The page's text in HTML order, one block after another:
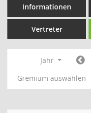
Informationen
Vertreter
Jahr
Gremium auswählen